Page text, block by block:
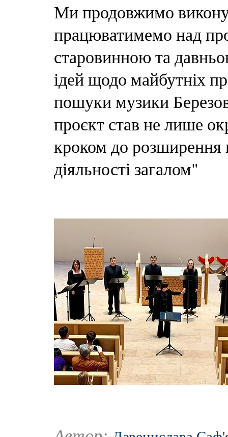
Ми продовжимо
працюватимемо над
старовинною та
ідей щодо майбутніх
пошуки музики
проєкт став не лише
кроком до розширення
діяльності загалом"